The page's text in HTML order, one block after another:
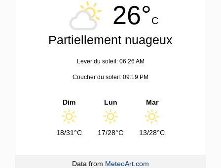
26°C
Partiellement nuageux
Lever du soleil: 06:26 AM
Coucher du soleil: 09:19 PM
Dim
18/31°C
Lun
17/28°C
Mar
13/28°C
Data from MeteoArt.com